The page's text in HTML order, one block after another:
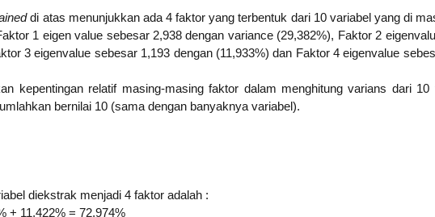
di atas menunjukkan ada 4 faktor yang terbentuk dari 10 variabel yang di
1 eigen value sebesar 2,938 dengan variance (29,382%), Faktor 2
3 eigenvalue sebesar 1,193 dengan (11,933%) dan Faktor 4 eigenvalue
kepentingan relatif masing-masing faktor dalam menghitung varians dari 10
bernilai 10 (sama dengan banyaknya variabel).
diekstrak menjadi 4 faktor adalah :
+ 11,422% = 72,974%